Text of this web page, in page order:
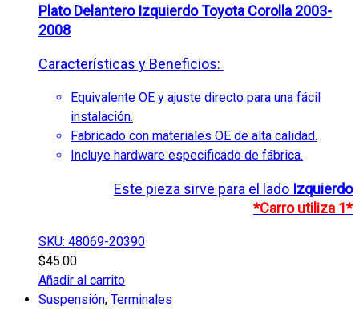
Plato Delantero Izquierdo Toyota Corolla 2003-
2008
Características y Beneficios:
Equivalente OE y ajuste directo para una fácil
instalación.
Fabricado con materiales OE de alta calidad.
Incluye hardware especificado de fábrica.
Este pieza sirve para el lado Izquierdo
*Carro utiliza 1*
SKU: 48069-20390
$45.00
Añadir al carrito
Suspensión, Terminales